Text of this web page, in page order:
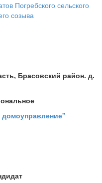
Погребского сельского
созыва
Брасовский район. д.